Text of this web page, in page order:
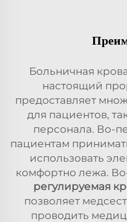
Больничная
настоящий
предоставляет
для пациентов,
персонала. Во-
пациентам
использовать
комфортно лежа. Во-
регулируемая
позволяет
проводить